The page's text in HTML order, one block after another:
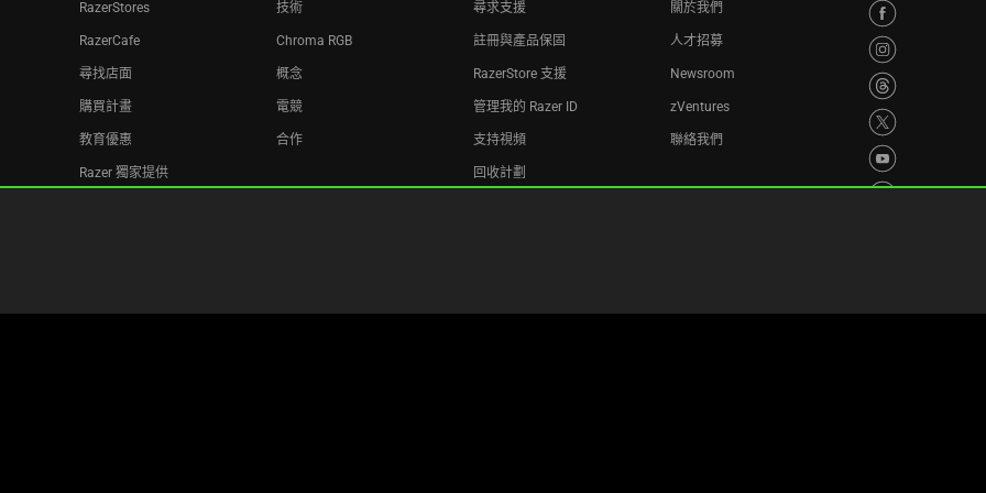
RazerStores
RazerCafe
尋找店面
購買計畫
教育優惠
Razer 獨家提供
技術
Chroma RGB
概念
電競
合作
尋求支援
註冊與產品保固
RazerStore 支援
管理我的 Razer ID
支持視頻
回收計劃
關於我們
人才招募
Newsroom
zVentures
聯絡我們